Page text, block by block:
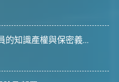
的知識產權與保密義...